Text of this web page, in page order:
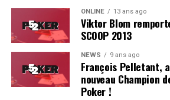
coverage d’une deuxième édition, du
Résultats du Main Event :
Hugues Mazerolle (France) :
Jose Quintas (Portugal) : 74.000
ONLINE 13 ans ago
Viktor Blom
SCOOP 2013
NEWS 9 ans ago
François Pelletant,
nouveau Champion
Poker !